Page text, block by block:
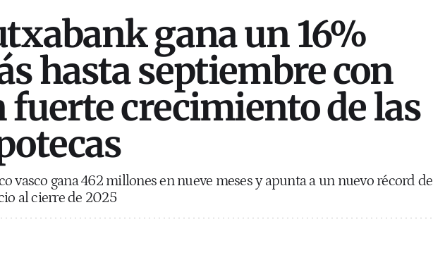
gana un 16%
hasta septiembre con
fuerte crecimiento de las
vasco gana 462 millones en nueve meses y apunta a un nuevo récord de
al cierre de 2025